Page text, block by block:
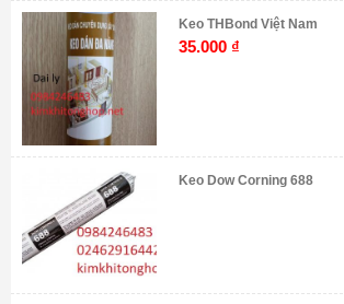
Keo THBond Việt Nam
35.000 ₫
Keo Dow Corning 688